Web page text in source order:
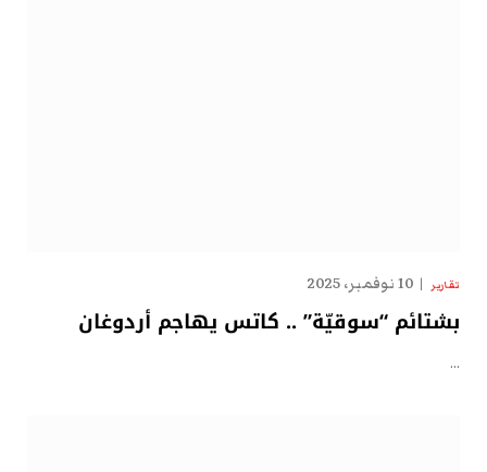
تقارير 10 نوفمبر، 2025
بشتائم “سوقيّة” .. كاتس يهاجم أردوغان
…